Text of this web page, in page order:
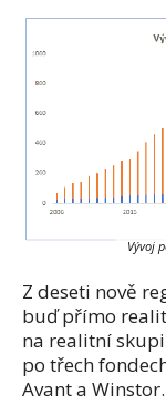
Vývoj
Z deseti nově
buď přímo
na realitní
po třech
Avant a